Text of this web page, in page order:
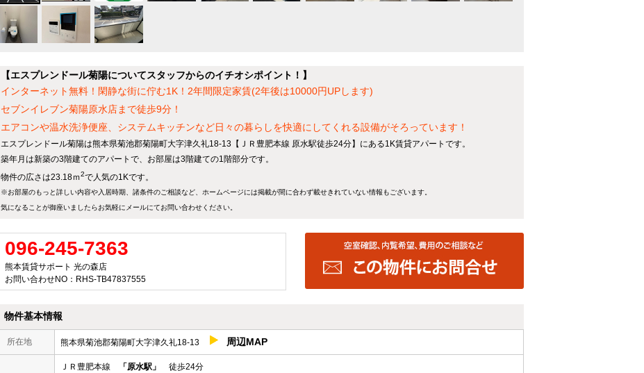
【エスプレンドール菊陽についてスタッフからのイチオシポイント！】
インターネット無料！閑静な街に佇む1K！2年間限定家賃(2年後は10000円UPします)
セブンイレブン菊陽原水店まで徒歩9分！
エアコンや温水洗浄便座、システムキッチンなど日々の暮らしを快適にしてくれる設備がそろっています！
エスプレンドール菊陽は熊本県菊池郡菊陽町大字津久礼18-13【ＪＲ豊肥本線 原水駅徒歩24分】にある1K賃貸アパートです。
築年月は新築の3階建てのアパートで、お部屋は3階建ての1階部分です。
物件の広さは23.18ｍ2で人気の1Kです。
※お部屋のもっと詳しい内容や入居時期、諸条件のご相談など、ホームページには掲載が間に合わず載せきれていない情報もございます。
気になることが御座いましたらお気軽にメールにてお問い合わせください。
096-245-7363
熊本賃貸サポート 光の森店
お問い合わせNO：RHS-TB47837555
物件基本情報
所在地 熊本県菊池郡菊陽町大字津久礼18-13 周辺MAP
ＪＲ豊肥本線 「原水駅」
徒歩24分